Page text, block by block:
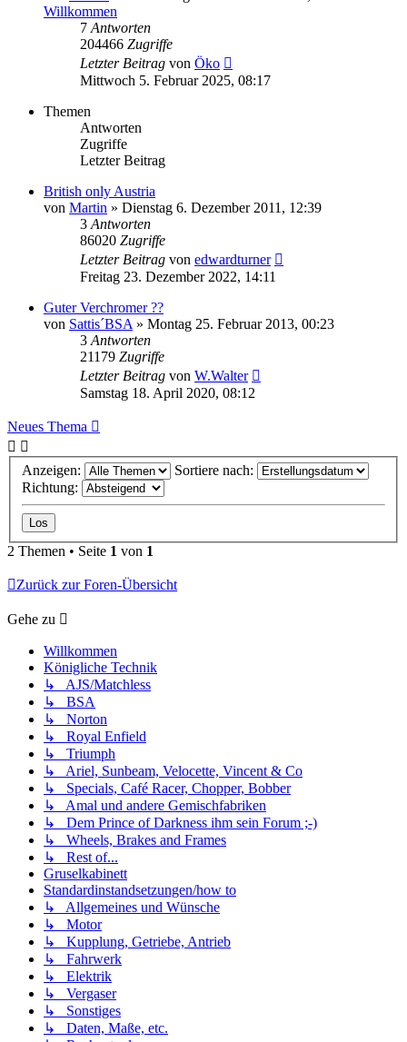
Willkommen
7 Antworten
204466 Zugriffe
Letzter Beitrag von Öko
Mittwoch 5. Februar 2025, 08:17
Themen
Antworten
Zugriffe
Letzter Beitrag
British only Austria
von Martin » Dienstag 6. Dezember 2011, 12:39
3 Antworten
86020 Zugriffe
Letzter Beitrag von edwardturner
Freitag 23. Dezember 2022, 14:11
Guter Verchromer ??
von Sattis´BSA » Montag 25. Februar 2013, 00:23
3 Antworten
21179 Zugriffe
Letzter Beitrag von W.Walter
Samstag 18. April 2020, 08:12
Neues Thema
Anzeigen:
Sortiere nach:
Richtung:
2 Themen • Seite 1 von 1
Zurück zur Foren-Übersicht
Gehe zu
Willkommen
Königliche Technik
↳ AJS/Matchless
↳ BSA
↳ Norton
↳ Royal Enfield
↳ Triumph
↳ Ariel, Sunbeam, Velocette, Vincent & Co
↳ Specials, Café Racer, Chopper, Bobber
↳ Amal und andere Gemischfabriken
↳ Dem Prince of Darkness ihm sein Forum ;-)
↳ Wheels, Brakes and Frames
↳ Rest of...
Gruselkabinett
Standardinstandsetzungen/how to
↳ Allgemeines und Wünsche
↳ Motor
↳ Kupplung, Getriebe, Antrieb
↳ Fahrwerk
↳ Elektrik
↳ Vergaser
↳ Sonstiges
↳ Daten, Maße, etc.